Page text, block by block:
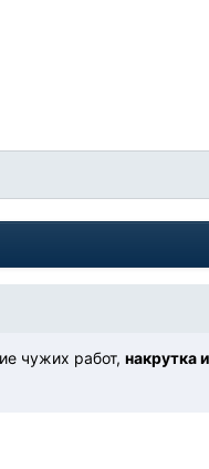
чужих работ,накрутка